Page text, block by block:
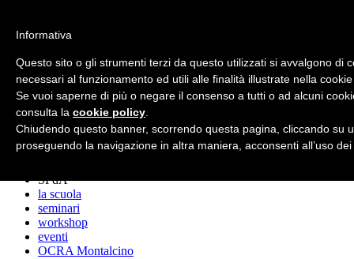
archos
lo studio
progetti
lectures
stampa
SPdA
la scuola
seminari
workshop
eventi
OCRA Montalcino
Informativa
Questo sito o gli strumenti terzi da questo utilizzati si avvalgono di
necessari al funzionamento ed utili alle finalità illustrate nella
Se vuoi saperne di più o negare il consenso a tutti o ad alcuni
consulta la cookie policy
Chiudendo questo banner, scorrendo questa pagina, cliccando su
proseguendo la navigazione in altra maniera, acconsenti all’uso